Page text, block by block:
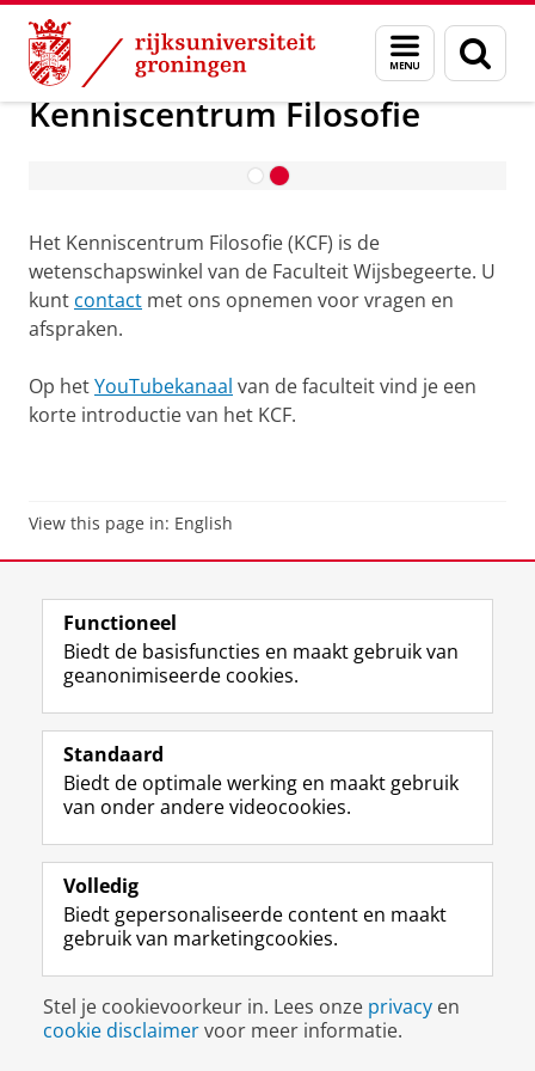
Skip
Content
Skip
Navigation
Menu
en
zoeken
Over ons Faculteit Wijsbegeerte Kenniscentrum Filosofie
Kenniscentrum Filosofie
Vragen? Neem contact op!
Het Kenniscentrum Filosofie (KCF) is de
wetenschapswinkel van de Faculteit Wijsbegeerte. U
kunt contact met ons opnemen voor vragen en
afspraken.
Op hetYouTubekanaal van de faculteit vind je een
korte introductie van het KCF.
View this page in: English
Volg de RUG
F
a
c
e
b
o
k
a
i
n
a
R
i
j
L
i
k
e
I
n
p
g
i
n
a
R
i
R
S
-
f
e
d
i
k
s
n
i
v
I
n
t
a
r
-
c
c
u
n
t
Y
o
T
u
e
a
a
a
R
i
Studiekiezers
Maatschappij/bedrijven
Alumni
Over ons
Disclaimer & Copyright Privacy
Cookies
Inloggen
Functioneel
Biedt de basisfuncties en maakt gebruik van
geanonimiseerde cookies.
Standaard
Biedt de optimale werking en maakt gebruik
van onder andere videocookies.
Volledig
Biedt gepersonaliseerde content en maakt
gebruik van marketingcookies.
Stel je cookievoorkeur in. Lees onze privacy en
cookie disclaimervoor meer informatie.